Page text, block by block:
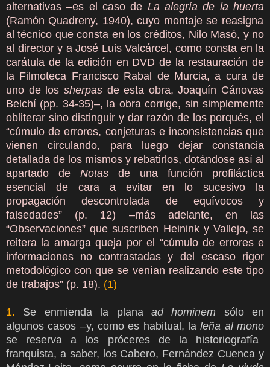
alternativas –es el caso de La alegría de la huerta
(Ramón Quadreny, 1940), cuyo montaje se reasigna
al técnico que consta en los créditos, Nilo Masó, y no
al director y a José Luis Valcárcel, como consta en la
carátula de la edición en DVD de la restauración de
la Filmoteca Francisco Rabal de Murcia, a cura de
uno de los sherpasde esta obra, Joaquín Cánovas
Belchí (pp. 34-35)–, la obra corrige, sin simplemente
obliterar sino distinguir y dar razón de los porqués, el
“cúmulo de errores, conjeturas e inconsistencias que
vienen circulando, para luego dejar constancia
detallada de los mismos y rebatirlos, dotándose así al
apartado de Notas de una función profiláctica
esencial de cara a evitar en lo sucesivo la
propagación descontrolada de equívocos y
falsedades” (p. 12) –más adelante, en las
“Observaciones” que suscriben Heinink y Vallejo, se
reitera la amarga queja por el “cúmulo de errores e
informaciones no contrastadas y del escaso rigor
metodológico con que se venían realizando este tipo
de trabajos” (p. 18). (1)
1. Se enmienda la plana ad hominem sólo en
algunos casos –y, como es habitual, laleña al mono
se reserva a los próceres de la historiografía
franquista, a saber, los Cabero, Fernández Cuenca y